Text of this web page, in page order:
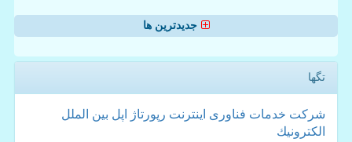
جدیدترین ها
تگها
شركت خدمات فناوری اینترنت رپورتاژ اپل بین الملل
الكترونیك